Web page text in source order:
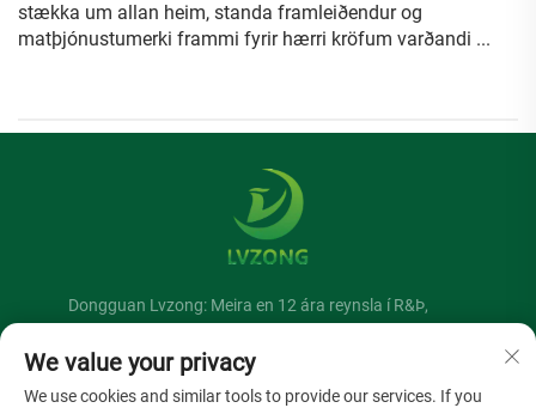
stækka um allan heim, standa framleiðendur og
matþjónustumerki frammi fyrir hærri kröfum varðandi ...
Dongguan Lvzong: Meira en 12 ára reynsla í R&Þ,
einnotuvara fyrir verslun og heimilisnotkun.
We value your privacy
We use cookies and similar tools to provide our services. If you